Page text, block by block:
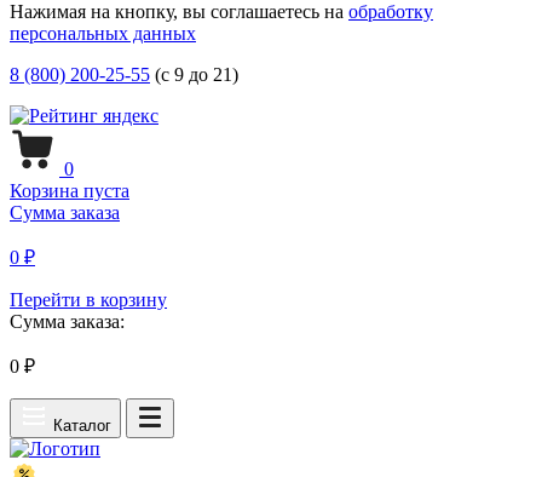
Нажимая на кнопку, вы соглашаетесь на обработку
персональных данных
8 (800) 200-25-55 (с 9 до 21)
0
Корзина пуста
Сумма заказа
0 ₽
Перейти в корзину
Сумма заказа:
0 ₽
Каталог